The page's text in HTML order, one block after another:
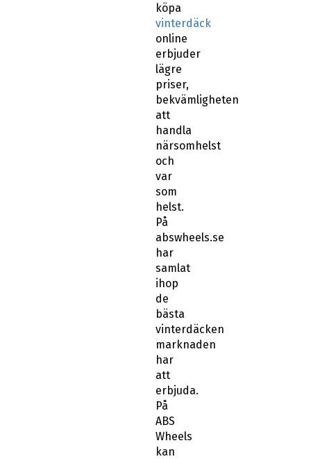
köpa
vinterdäck
online
erbjuder
lägre
priser,
bekvämligheten
att
handla
närsomhelst
och
var
som
helst.
På
abswheels.se
har
samlat
ihop
de
bästa
vinterdäcken
marknaden
har
att
erbjuda.
På
ABS
Wheels
kan